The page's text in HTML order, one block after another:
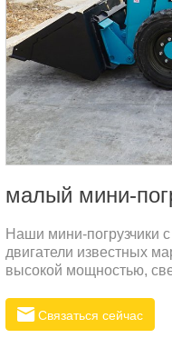
малый мини-
Наши мини-погрузчики
двигатели известных
высокой мощностью,
гарантирует, что
мощность в различных
Связаться сейчас